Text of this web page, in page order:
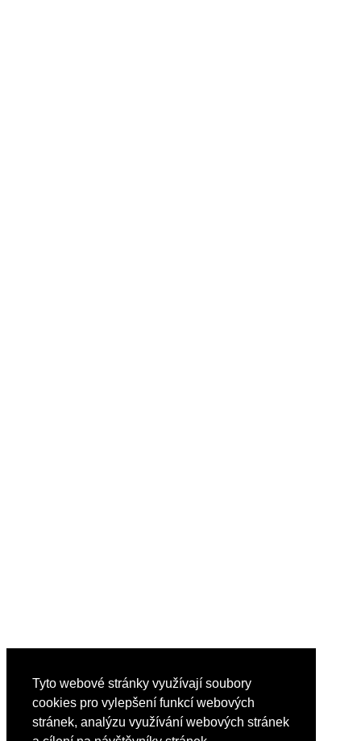
Tyto webové stránky využívají soubory
cookies pro vylepšení funkcí webových
stránek, analýzu využívání webových stránek